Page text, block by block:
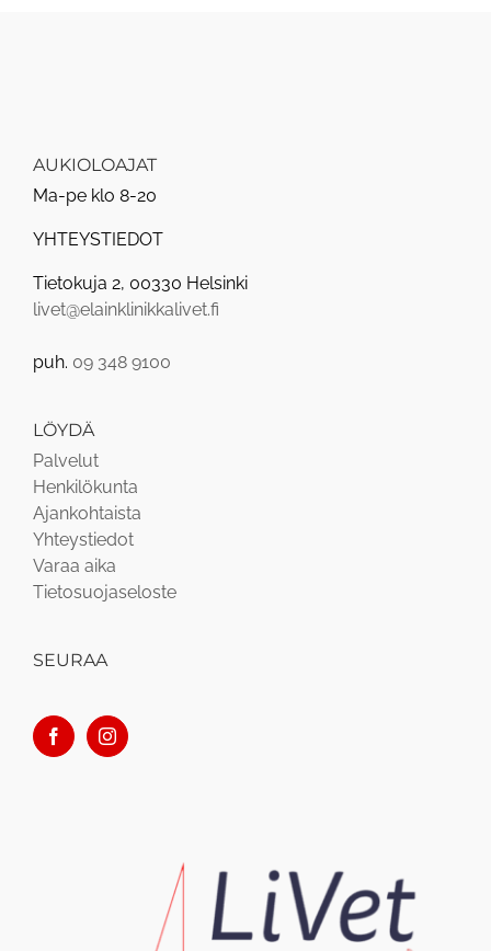
AUKIOLOAJAT
Ma-pe klo 8-20
YHTEYSTIEDOT
Tietokuja 2, 00330 Helsinki
livet@elainklinikkalivet.fi
puh. 09 348 9100
LÖYDÄ
Palvelut
Henkilökunta
Ajankohtaista
Yhteystiedot
Varaa aika
Tietosuojaseloste
SEURAA